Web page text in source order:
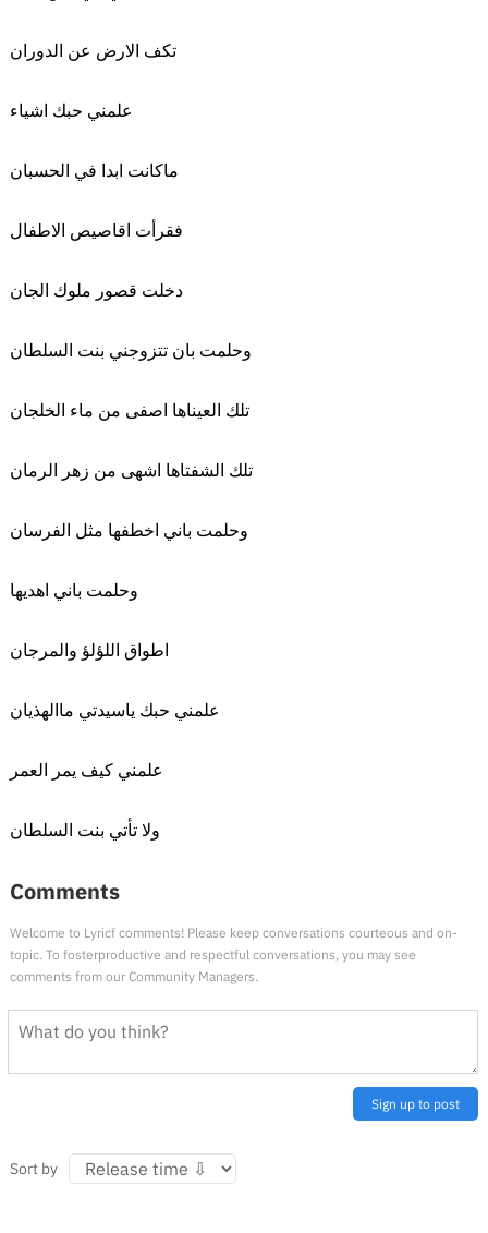
تكف الارض عن الدوران
علمني حبك اشياء
ماكانت ابدا في الحسبان
فقرأت اقاصيص الاطفال
دخلت قصور ملوك الجان
وحلمت بان تتزوجني بنت السلطان
تلك العيناها اصفى من ماء الخلجان
تلك الشفتاها اشهى من زهر الرمان
وحلمت باني اخطفها مثل الفرسان
وحلمت باني اهديها
اطواق اللؤلؤ والمرجان
علمني حبك ياسيدتي ماالهذيان
علمني كيف يمر العمر
ولا تأتي بنت السلطان
Comments
Welcome to Lyricf comments! Please keep conversations courteous and on-
topic. To fosterproductive and respectful conversations, you may see
comments from our Community Managers.
Sign up to post
Sort by